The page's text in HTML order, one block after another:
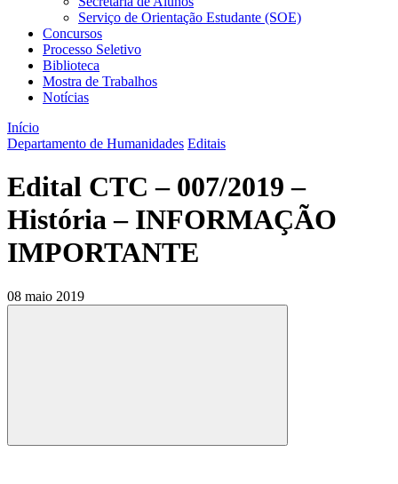
Serviço de Orientação Estudante (SOE)
Concursos
Processo Seletivo
Biblioteca
Mostra de Trabalhos
Notícias
Início
Departamento de Humanidades Editais
Edital CTC – 007/2019 –
História – INFORMAÇÃO
IMPORTANTE
08 maio 2019
Compartilhar